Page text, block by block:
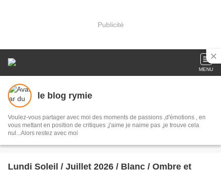
Publicité
MENU
le blog rymie
Voulez-vous partager avec moi des moments de passions ,d'émotions , en
vous mettant en position de critiques ,j'aime je naime pas ,je trouve cela
nul...Alors restez avec moi
Lundi Soleil / Juillet 2026 / Blanc / Ombre et